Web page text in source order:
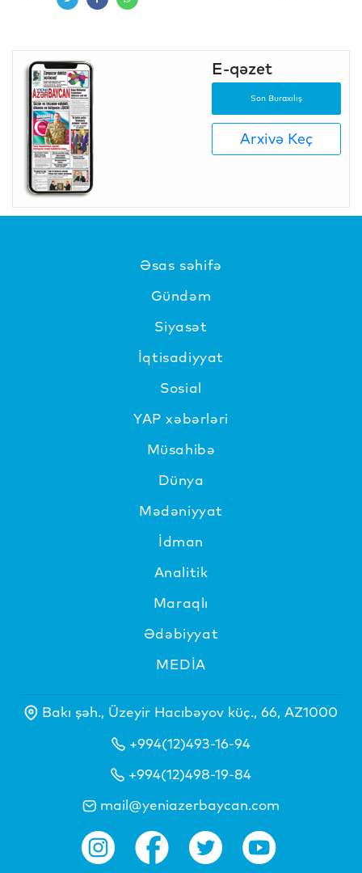
E-qəzet
Son Buraxılış
Arxivə Keç
Əsas səhifə
Gündəm
Siyasət
İqtisadiyyat
Sosial
YAP xəbərləri
Müsahibə
Dünya
Mədəniyyat
İdman
Analitik
Maraqlı
Ədəbiyyat
MEDİA
Bakı şəh., Üzeyir Hacıbəyov küç., 66, AZ1000
+994(12)493-16-94
+994(12)498-19-84
mail@yeniazerbaycan.com